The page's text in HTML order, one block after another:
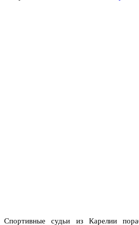
Спортивные судьи из Карелии